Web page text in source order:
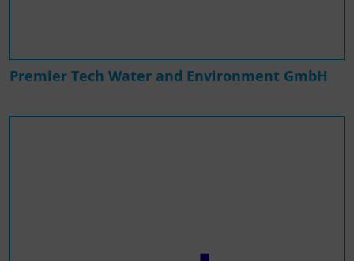
Premier Tech Water and Environment GmbH